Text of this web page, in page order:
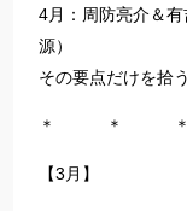
4月：周防亮介＆
源）
その要点だけを拾う
＊ ＊ ＊
【3月】